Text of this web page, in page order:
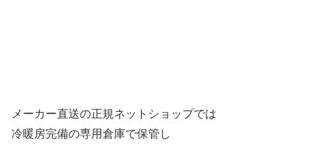
メーカー直送の正規ネットショップでは
冷暖房完備の専用倉庫で保管し